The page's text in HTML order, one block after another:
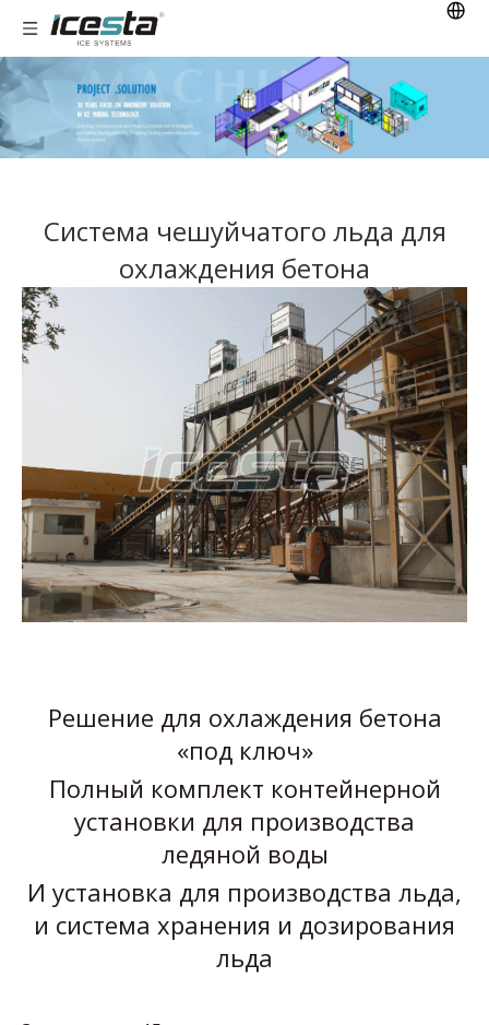
Система чешуйчатого льда для
охлаждения бетона
Решение для охлаждения бетона
«под ключ»
Полный комплект контейнерной
установки для производства
ледяной воды
И установка для производства льда,
и система хранения и дозирования
льда